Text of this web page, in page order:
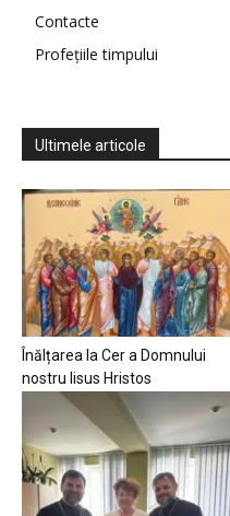
Contacte
Profețiile timpului
Ultimele articole
Înălțarea la Cer a Domnului
nostru Iisus Hristos